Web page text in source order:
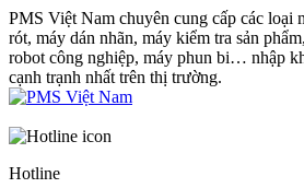
PMS Việt Nam chuyên cung cấp các loại
rót, máy dán nhãn, máy kiểm tra sản
robot công nghiệp, máy phun bi… nhập
cạnh trạnh nhất trên thị trường.
Hotline